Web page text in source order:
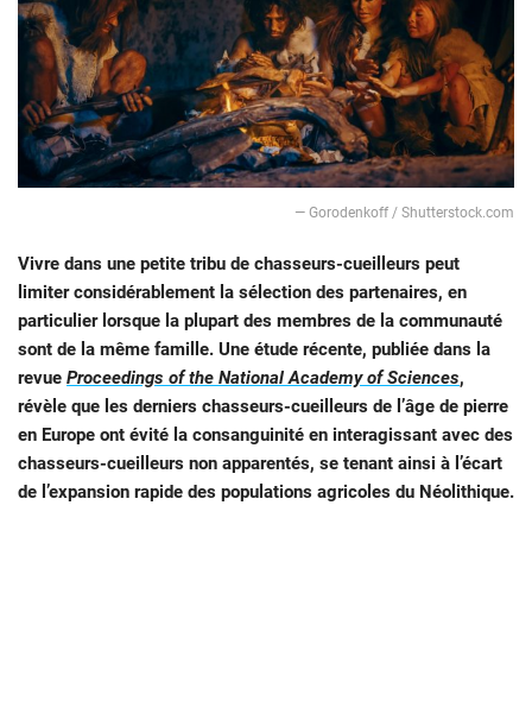
— Gorodenkoff / Shutterstock.com
Vivre dans une petite tribu de chasseurs-cueilleurs peut
limiter considérablement la sélection des partenaires, en
particulier lorsque la plupart des membres de la communauté
sont de la même famille. Une étude récente, publiée dans la
revue Proceedings of the National Academy of Sciences,
révèle que les derniers chasseurs-cueilleurs de l’âge de pierre
en Europe ont évité la consanguinité en interagissant avec des
chasseurs-cueilleurs non apparentés, se tenant ainsi à l’écart
de l’expansion rapide des populations agricoles du Néolithique.